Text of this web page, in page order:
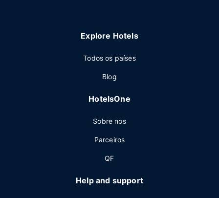
Explore Hotels
Todos os países
Blog
HotelsOne
Sobre nos
Parceiros
QF
Help and support